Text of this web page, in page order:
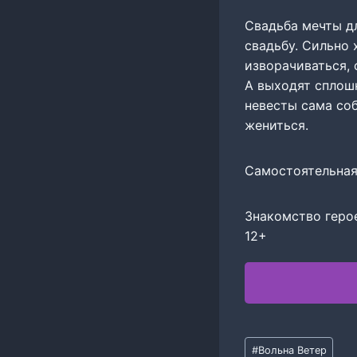
Свадьба мечты
свадьбу. Сильно
А выходят
невесты сама
жениться.
Знакомство
12+
Метки
#Вольна Ветер